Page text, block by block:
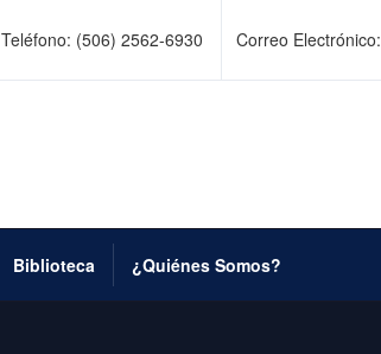
Teléfono: (506) 2562-6930 Correo Electrónico:
Biblioteca ¿Quiénes Somos?